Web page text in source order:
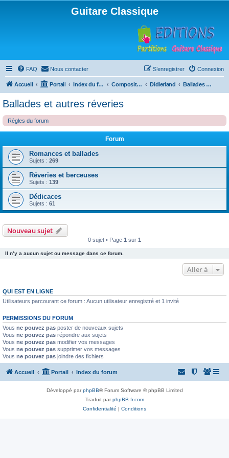
Guitare Classique
FAQ Nous contacter Connexion
S’enregistrer
Accueil Portail Index du forum Compositions Didierland Ballades et autres réveries
Ballades et autres réveries
Règles du forum
Forum
Romances et ballades
Sujets : 269
Rêveries et berceuses
Sujets : 139
Dédicaces
Sujets : 61
Nouveau sujet
0 sujet • Page 1 sur 1
Il n’y a aucun sujet ou message dans ce forum.
Aller à
QUI EST EN LIGNE
Utilisateurs parcourant ce forum : Aucun utilisateur enregistré et 1 invité
PERMISSIONS DU FORUM
Vous ne pouvez pas poster de nouveaux sujets
Vous ne pouvez pas répondre aux sujets
Vous ne pouvez pas modifier vos messages
Vous ne pouvez pas supprimer vos messages
Vous ne pouvez pas joindre des fichiers
Accueil Portail Index du forum
Développé parphpBB® Forum Software © phpBB Limited
Traduit parphpBB-fr.com
Confidentialité | Conditions